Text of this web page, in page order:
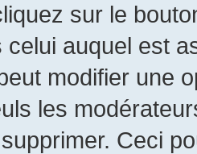
sur le
celui auquel est
modifier une
les
Ceci